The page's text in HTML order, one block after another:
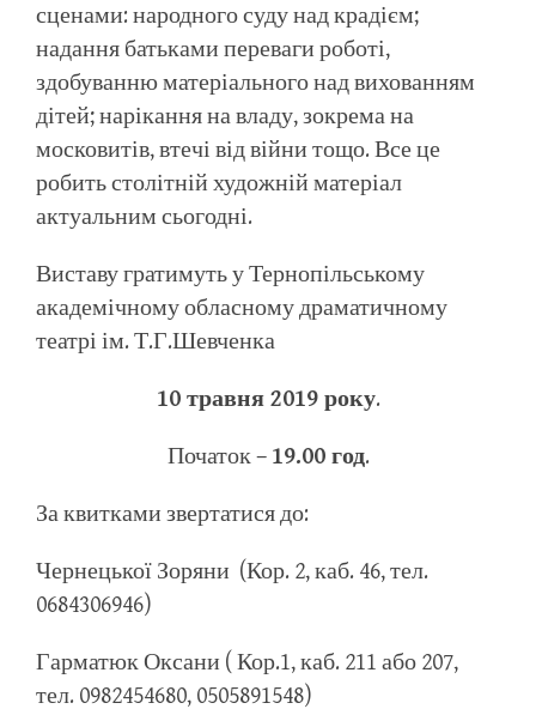
сценами: народного суду над крадієм;
надання батьками переваги роботі,
здобуванню матеріального над вихованням
дітей; нарікання на владу, зокрема на
московитів, втечі від війни тощо. Все це
робить столітній художній матеріал
актуальним сьогодні.
Виставу гратимуть у Тернопільському
академічному обласному драматичному
театрі ім. Т.Г.Шевченка
10 травня 2019 року.
Початок – 19.00 год.
За квитками звертатися до:
Чернецької Зоряни (Кор. 2, каб. 46, тел.
0684306946)
Гарматюк Оксани ( Кор.1, каб. 211 або 207,
тел. 0982454680, 0505891548)